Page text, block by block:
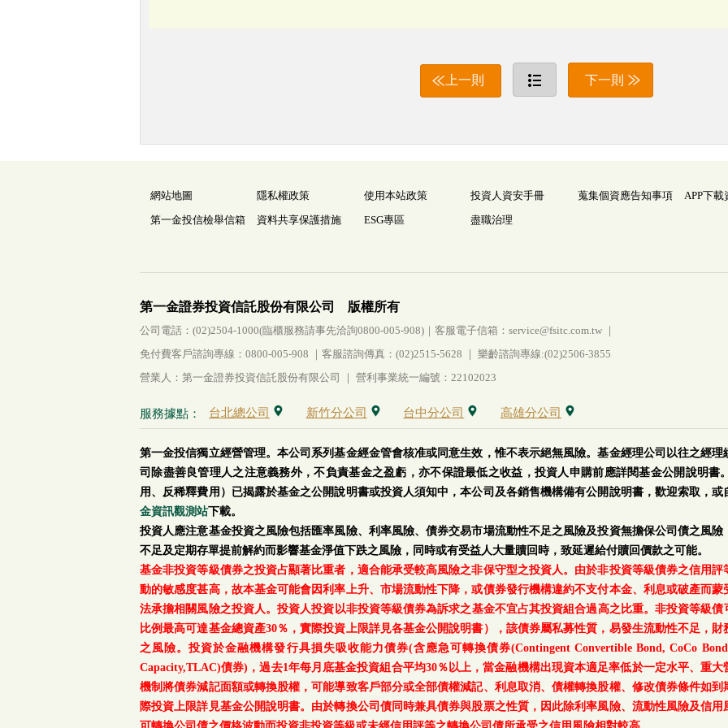
上一則 下一則
網站地圖 隱私權政策 使用本站政策 投資人資安手冊 蒐集個資應告知事項
APP下載
第一金投信檢舉信箱
資料共享保護措施 ESG專區 盡職治理
第一金證券投資信託股份有限公司 版權所有
公司電話：(02)2504-1000(臨櫃服務請事先洽詢0800-005-908)｜客服電子信箱：service@fsitc.com.tw ｜
免付費客戶諮詢專線：0800-005-908 ｜客服諮詢傳真：(02)2515-5628 ｜ 樂齡諮詢專線:(02)2506-3855
營業人：第一金證券投資信託股份有限公司 ｜ 營利事業統一編號：22102023
服務據點： 台北總公司 新竹分公司 台中分公司 高雄分公司
第一金投信獨立經營管理。本公司系列基金經金管會核准或同意生效，惟不表示絕無風險。基金經理公司以往之經
司除盡善良管理人之注意義務外，不負責基金之盈虧，亦不保證最低之收益，投資人申購前應詳閱基金公開說明書
用、反稀釋費用）已揭露於基金之公開說明書或投資人須知中，本公司及各銷售機構備有公開說明書，歡迎索取，或
金資訊觀測站下載。
投資人應注意基金投資之風險包括匯率風險、利率風險、債券交易市場流動性不足之風險及投資無擔保公司債之風
不足及定期存單提前解約而影響基金淨值下跌之風險，同時或有受益人大量贖回時，致延遲給付贖回價款之可能。
基金非投資等級債券之投資占顯著比重者，適合能承受較高風險之非保守型之投資人。由於非投資等級債券之信用
動的敏感度甚高，故本基金可能會因利率上升、市場流動性下降，或債券發行機構違約不支付本金、利息或破產而
法承擔相關風險之投資人。投資人投資以非投資等級債券為訴求之基金不宜占其投資組合過高之比重。非投資等級
比例最高可達基金總資產30％，實際投資上限詳見各基金公開說明書），該債券屬私募性質，易發生流動性不足，
之風險。投資於金融機構發行具損失吸收能力債券(含應急可轉換債券(Contingent Convertible Bond, CoCo
Capacity,TLAC)債券)，過去1年每月底基金投資組合平均30％以上，當金融機構出現資本適足率低於一定水平、重
機制將債券減記面額或轉換股權，可能導致客戶部分或全部債權減記、利息取消、債權轉換股權、修改債券條件如
際投資上限詳見基金公開說明書。由於轉換公司債同時兼具債券與股票之性質，因此除利率風險、流動性風險及信